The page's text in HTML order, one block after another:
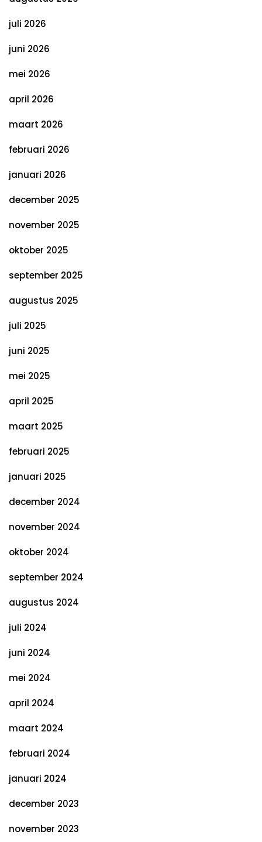
juli 2026
juni 2026
mei 2026
april 2026
maart 2026
februari 2026
januari 2026
december 2025
november 2025
oktober 2025
september 2025
augustus 2025
juli 2025
juni 2025
mei 2025
april 2025
maart 2025
februari 2025
januari 2025
december 2024
november 2024
oktober 2024
september 2024
augustus 2024
juli 2024
juni 2024
mei 2024
april 2024
maart 2024
februari 2024
januari 2024
december 2023
november 2023